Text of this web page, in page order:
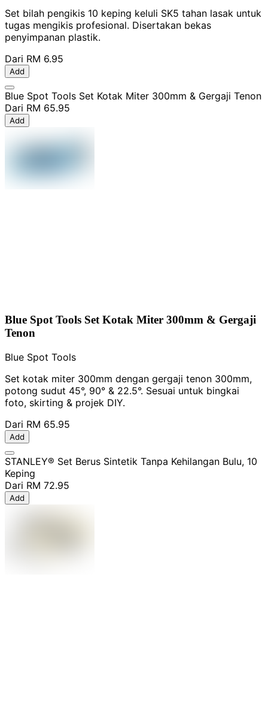
Set bilah pengikis 10 keping keluli SK5 tahan lasak untuk
tugas mengikis profesional. Disertakan bekas
penyimpanan plastik.
Dari RM 6.95
Add
Blue Spot Tools Set Kotak Miter 300mm & Gergaji Tenon
Dari RM 65.95
Add
Blue Spot Tools Set Kotak Miter 300mm & Gergaji
Tenon
Blue Spot Tools
Set kotak miter 300mm dengan gergaji tenon 300mm,
potong sudut 45°, 90° & 22.5°. Sesuai untuk bingkai
foto, skirting & projek DIY.
Dari RM 65.95
Add
STANLEY® Set Berus Sintetik Tanpa Kehilangan Bulu, 10
Keping
Dari RM 72.95
Add